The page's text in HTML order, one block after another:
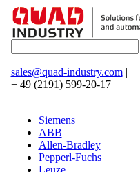
sales@quad-industry.com|
+ 49 (2191) 599-20-17
Siemens
ABB
Allen-Bradley
Pepperl-Fuchs
Leuze